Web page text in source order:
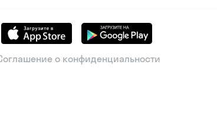
о конфиденциальности